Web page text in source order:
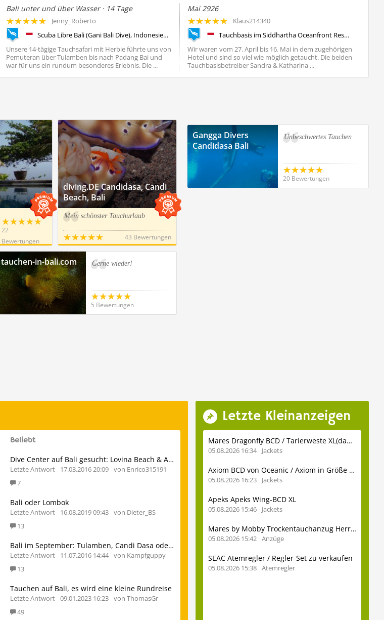
Bali unter und über Wasser · 14 Tage
Jenny_Roberto
Scuba Libre Bali (Gani Bali Dive), Indonesien, Bali
Unsere 14-tägige Tauchsafari mit Herbie führte uns von
Pemuteran über Tulamben bis nach Padang Bai und
war für uns ein rundum besonderes Erlebnis. Die ...
Mai 2926
Klaus214340
Tauchbasis im Siddhartha Oceanfront Resort & Spa, Indonesien, Bali
Wir waren vom 27. April bis 16. Mai in dem zugehörigen
Hotel und sind so viel wie möglich getaucht. Die beiden
Tauchbasisbetreiber Sandra & Katharina ...
Gangga Divers
Candidasa Bali
Unbeschwertes Tauchen
20 Bewertungen
22
Bewertungen
diving.DE Candidasa, Candi
Beach, Bali
Mein schönster Tauchurlaub
43 Bewertungen
tauchen-in-bali.com Gerne wieder!
5 Bewertungen
Beliebt
Dive Center auf Bali gesucht: Lovina Beach & Amed
Letzte Antwort 17.03.2016 20:09 von Enrico315191
7
Bali oder Lombok
Letzte Antwort 16.08.2019 09:43 von Dieter_BS
13
Bali im September: Tulamben, Candi Dasa oder Amed?
Letzte Antwort 11.07.2016 14:44 von Kampfguppy
13
Tauchen auf Bali, es wird eine kleine Rundreise
Letzte Antwort 09.01.2023 16:23 von ThomasGr
49
Letzte Kleinanzeigen
Mares Dragonfly BCD / Tarierweste XL(dame) zu verkaufen
05.08.2026 16:34 Jackets
Axiom BCD von Oceanic / Axiom in Größe SM
05.08.2026 16:23 Jackets
Apeks Apeks Wing-BCD XL
05.08.2026 15:46 Jackets
Mares by Mobby Trockentauchanzug Herren Gr. S mit Stiefeln 41
05.08.2026 15:42 Anzüge
SEAC Atemregler / Regler-Set zu verkaufen
05.08.2026 15:38 Atemregler